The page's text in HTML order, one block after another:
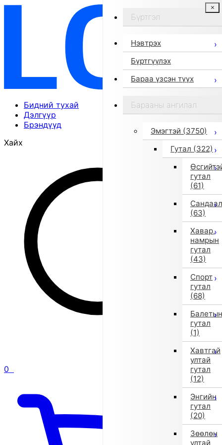
Бидний тухай
Дэлгүүр
Брэндүүд
Хайх
0
Бүртгэл
Нэвтрэх
Бүртгүүлэх
Бараа үзсэн түүх
Барааны ангилал
Эмэгтэй (3750)
Гутал (322)
гутал
(61)
Сандаал
(63)
Хавар,
намрын
гутал
(43)
Спорт
гутал
(68)
Балетын
гутал
(1)
Хавтгай
ултай
гутал
(12)
Энгийн
гутал
(20)
Зөөлөн
ултай